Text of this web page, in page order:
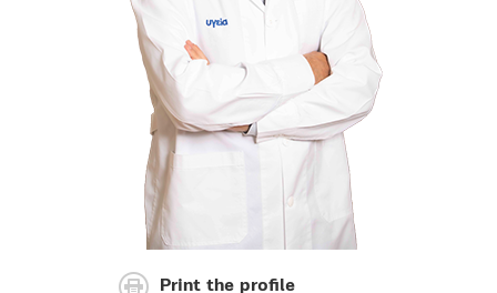
Print the profile